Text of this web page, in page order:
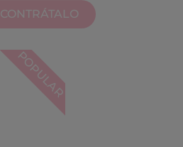
CONTRÁTALO
POPULAR